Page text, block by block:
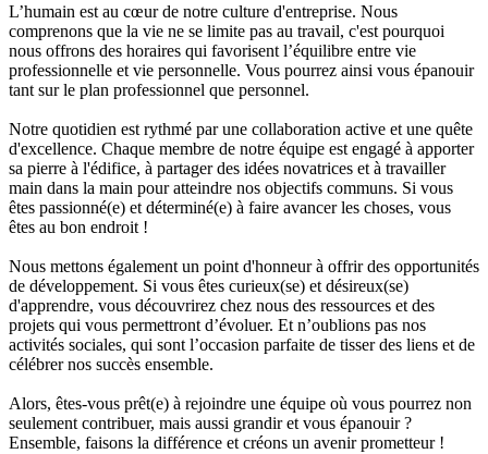
L’humain est au cœur de notre culture d'entreprise. Nous
comprenons que la vie ne se limite pas au travail, c'est pourquoi
nous offrons des horaires qui favorisent l’équilibre entre vie
professionnelle et vie personnelle. Vous pourrez ainsi vous épanouir
tant sur le plan professionnel que personnel.
Notre quotidien est rythmé par une collaboration active et une quête
d'excellence. Chaque membre de notre équipe est engagé à apporter
sa pierre à l'édifice, à partager des idées novatrices et à travailler
main dans la main pour atteindre nos objectifs communs. Si vous
êtes passionné(e) et déterminé(e) à faire avancer les choses, vous
êtes au bon endroit !
Nous mettons également un point d'honneur à offrir des opportunités
de développement. Si vous êtes curieux(se) et désireux(se)
d'apprendre, vous découvrirez chez nous des ressources et des
projets qui vous permettront d’évoluer. Et n’oublions pas nos
activités sociales, qui sont l’occasion parfaite de tisser des liens et de
célébrer nos succès ensemble.
Alors, êtes-vous prêt(e) à rejoindre une équipe où vous pourrez non
seulement contribuer, mais aussi grandir et vous épanouir ?
Ensemble, faisons la différence et créons un avenir prometteur !